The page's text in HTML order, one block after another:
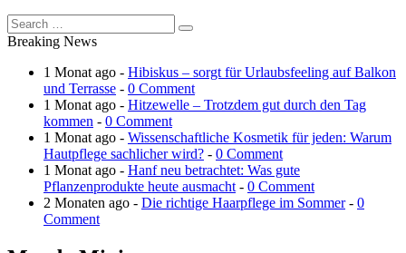
Breaking News
1 Monat ago - Hibiskus – sorgt für Urlaubsfeeling auf Balkon
und Terrasse - 0 Comment
1 Monat ago - Hitzewelle – Trotzdem gut durch den Tag
kommen - 0 Comment
1 Monat ago - Wissenschaftliche Kosmetik für jeden: Warum
Hautpflege sachlicher wird? - 0 Comment
1 Monat ago - Hanf neu betrachtet: Was gute
Pflanzenprodukte heute ausmacht - 0 Comment
2 Monaten ago - Die richtige Haarpflege im Sommer- 0
Comment